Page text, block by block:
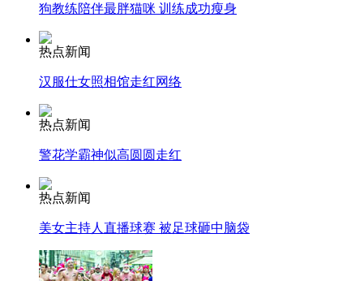
消防员救轻生者
纽约上演“枕头大战”
司机酒驾遇交警 急速倒车逃窜
狗教练陪伴最胖猫咪 训练成功瘦身
热点新闻
汉服仕女照相馆走红网络
热点新闻
警花学霸神似高圆圆走红
热点新闻
美女主持人直播球赛 被足球砸中脑袋